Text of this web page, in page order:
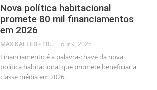
Nova política habitacional
promete 80 mil financiamentos
em 2026
MAX KALLEB - TRADER out 9, 2025
Financiamento é a palavra-chave da nova
política habitacional que promete beneficiar a
classe média em 2026.